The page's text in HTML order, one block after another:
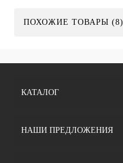
ПОХОЖИЕ ТОВАРЫ (8)
КАТАЛОГ
НАШИ ПРЕДЛОЖЕНИЯ